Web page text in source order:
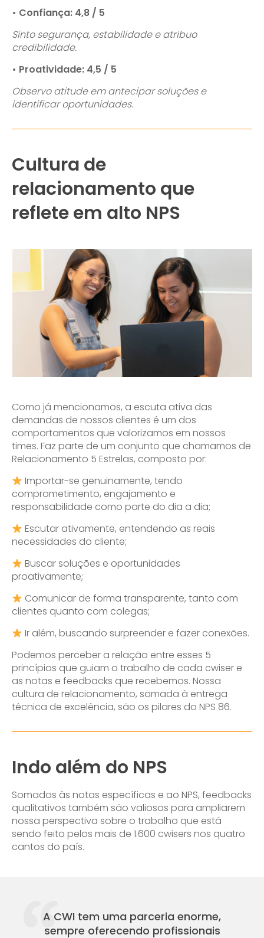
• Confiança: 4,8 / 5
Sinto segurança, estabilidade e atribuo
credibilidade.
• Proatividade: 4,5 / 5
Observo atitude em antecipar soluções e
identificar oportunidades.
Cultura de
relacionamento que
reflete em alto NPS
Como já mencionamos, a escuta ativa das
demandas de nossos clientes é um dos
comportamentos que valorizamos em nossos
times. Faz parte de um conjunto que chamamos de
Relacionamento 5 Estrelas, composto por:
Importar-se genuinamente, tendo
comprometimento, engajamento e
responsabilidade como parte do dia a dia;
Escutar ativamente, entendendo as reais
necessidades do cliente;
Buscar soluções e oportunidades
proativamente;
Comunicar de forma transparente, tanto com
clientes quanto com colegas;
Ir além, buscando surpreender e fazer conexões.
Podemos perceber a relação entre esses 5
princípios que guiam o trabalho de cada cwiser e
as notas e feedbacks que recebemos. Nossa
cultura de relacionamento, somada à entrega
técnica de excelência, são os pilares do NPS 86.
Indo além do NPS
Somados às notas específicas e ao NPS, feedbacks
qualitativos também são valiosos para ampliarem
nossa perspectiva sobre o trabalho que está
sendo feito pelos mais de 1.600 cwisers nos quatro
cantos do país.
A CWI tem uma parceria enorme,
sempre oferecendo profissionais